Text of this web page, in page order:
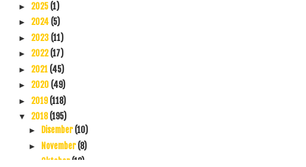
► 2025 (1)
► 2024 (5)
► 2023 (11)
► 2022(17)
► 2021 (45)
► 2020 (49)
► 2019(118)
▼ 2018(195)
► Disember(10)
► November(8)
Oktober(12)